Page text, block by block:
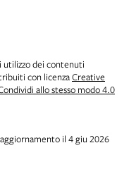
dei contenuti
con licenzaCreative
allo stesso modo 4.0
il 4 giu 2026